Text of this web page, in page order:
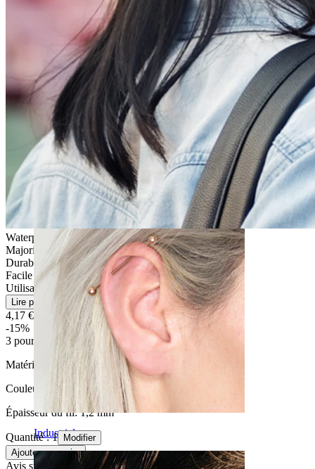
Daith
Industriel
Waterproof
Majorité des peaux
Durable
Facile
Utilisation occasionnelle
Lire plus
4,17 € 4,90 €
-15%
3 pour 2
Matériau:
Acier chirurgical
Couleur:
Argenté
Épaisseur du fil:1,2 mm
Quantité : 1
Modifier
Ajouter au panier
Avis sur le produit